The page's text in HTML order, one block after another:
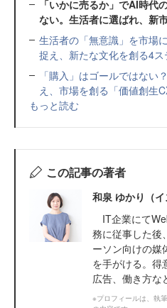
「いかに売るか」でAI時代
ない。生活者に選ばれ、新
生活者の「無意識」を市場
捉え、新たな文化を創る4
「購入」はゴールではない
え、市場を創る「価値創生
もっと読む
この記事の著者
和泉 ゆかり（イ
IT企業にて
務に従事した後
ーソン向けの媒
を手がける。得
広告、働き方な
※プロフィールは、執